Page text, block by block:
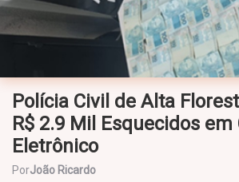
Polícia Civil de Alta
R$ 2.9 Mil Esquecidos em
Eletrônico
PorJoão Ricardo